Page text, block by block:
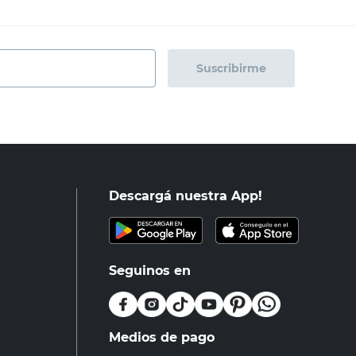
Suscribirme
Descargá nuestra App!
Seguinos en
Medios de pago